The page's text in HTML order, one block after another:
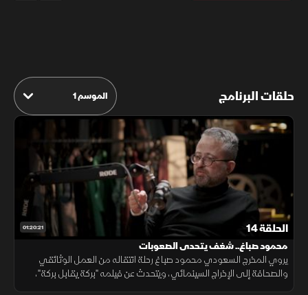
حلقات البرنامج الموسم 1
01:20:21 الحلقة 14
محمود صباغ.. شغف يتحدى الصعوبات
يروي المخرج السعودي محمود صباغ رحلة انتقاله من العمل الوثائقي
والصحافة إلى الإخراج السينمائي، ويتحدث عن فيلمه "بركة يقابل بركة"،